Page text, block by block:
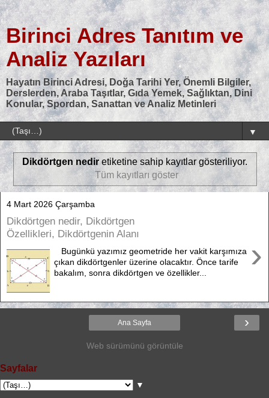
Birinci Adres Tanıtım ve
Analiz Yazıları
Hayatın Birinci Adresi, Doğa Tarihi Yer, Önemli Bilgiler,
Derslerden, Araba Taşıtlar, Gıda Yemek, Sağlıktan, Dini
Konular, Spordan, Sanattan ve Analiz Metinleri
▼
Dikdörtgen nediretiketine sahip kayıtlar gösteriliyor.
Tüm kayıtları göster
4 Mart 2026 Çarşamba
Dikdörtgen nedir, Dikdörtgen
Özellikleri, Dikdörtgenin Alanı
›
Bugünkü yazımız geometride her vakit karşımıza
çıkan dikdörtgenler üzerine olacaktır. Önce tarife
bakalım, sonra dikdörtgen ve özellikler...
›
Ana Sayfa
Web sürümünü görüntüle
Sayfalar
▼